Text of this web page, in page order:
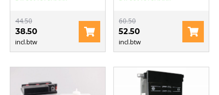
44.50
38.50
incl.btw
60.50
52.50
incl.btw